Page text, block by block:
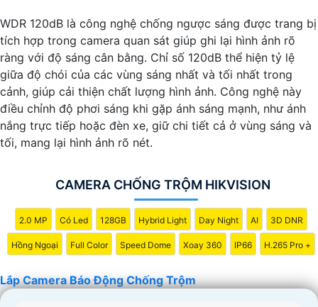
phẩm camera báo động trên thị trường và tự lắp đặt nếu
bạn muốn.
Nếu bạn cần thêm thông tin hoặc muốn để lại thông tin
liên lạc, Từng công trình có thể giúp bạn tìm kiếm các dịch
vụ liên quan đến lắp đặt Camera Báo Động Chống Trộm.
'
WDR 120dB là công nghệ chống ngược sáng được trang bị
tích hợp trong camera quan sát giúp ghi lại hình ảnh rõ
ràng với độ sáng cân bằng. Chỉ số 120dB thể hiện tỷ lệ
giữa độ chói của các vùng sáng nhất và tối nhất trong
cảnh, giúp cải thiện chất lượng hình ảnh. Công nghệ này
điều chỉnh độ phơi sáng khi gặp ánh sáng mạnh, như ánh
nắng trực tiếp hoặc đèn xe, giữ chi tiết cả ở vùng sáng và
tối, mang lại hình ảnh rõ nét.
CAMERA CHỐNG TRỘM HIKVISION
2.0 MP Có Led 128GB Hybrid Light Day Night AI 3D DNR
Hồng Ngoại Full Color Speed Dome Xoay 360 IP66 H.265 Pro +
Lắp Camera Báo Động Chống Trộm